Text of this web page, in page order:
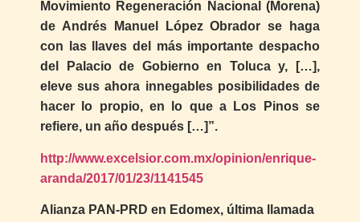
Movimiento Regeneración Nacional (Morena)
de Andrés Manuel López Obrador se haga
con las llaves del más importante despacho
del Palacio de Gobierno en Toluca y, […],
eleve sus ahora innegables posibilidades de
hacer lo propio, en lo que a Los Pinos se
refiere, un año después […]”.
http://www.excelsior.com.mx/opinion/enrique-
aranda/2017/01/23/1141545
Alianza PAN-PRD en Edomex, última llamada